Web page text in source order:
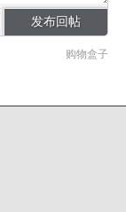
购物盒子